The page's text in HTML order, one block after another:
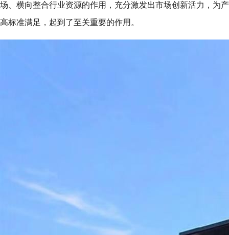
场、横向整合行业资源的作用，充分激发出市场创新活力，为
高标准满足，起到了至关重要的作用。